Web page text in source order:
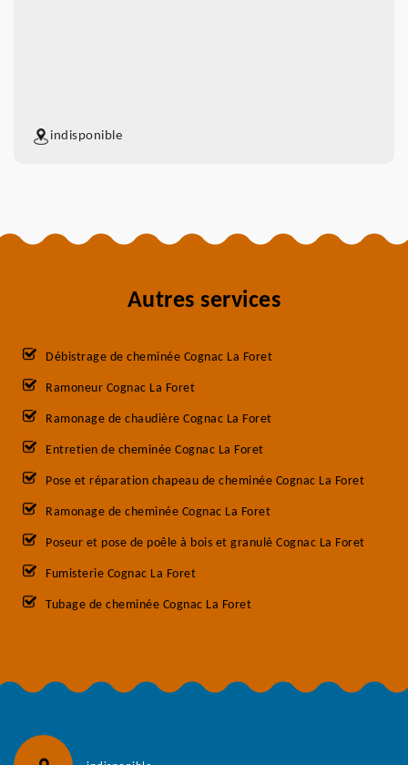
indisponible
Autres services
Débistrage de cheminée Cognac La Foret
Ramoneur Cognac La Foret
Ramonage de chaudière Cognac La Foret
Entretien de cheminée Cognac La Foret
Pose et réparation chapeau de cheminée Cognac La Foret
Ramonage de cheminée Cognac La Foret
Poseur et pose de poêle à bois et granulé Cognac La Foret
Fumisterie Cognac La Foret
Tubage de cheminée Cognac La Foret